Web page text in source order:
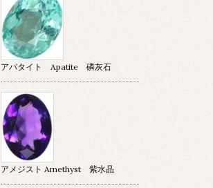
アパタイト Apatite 磷灰石
アメジスト Amethyst 紫水晶